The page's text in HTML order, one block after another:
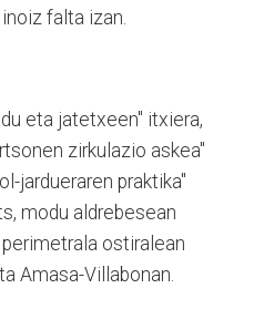
falta izan.
eta jatetxeen" itxiera,
zirkulazio askea"
jardueraren praktika"
modu aldrebesean
ostiralean
Amasa-Villabonan.